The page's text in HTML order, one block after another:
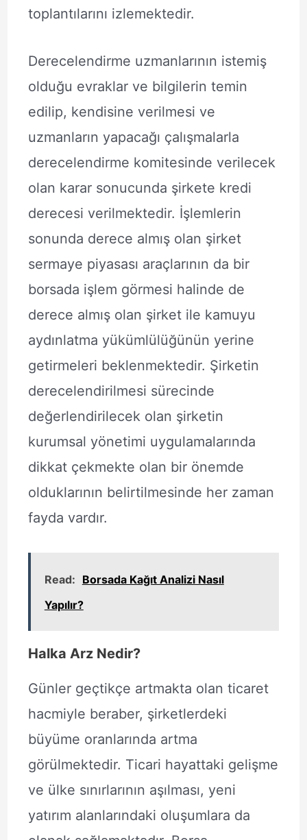
toplantılarını izlemektedir.
Derecelendirme uzmanlarının istemiş
olduğu evraklar ve bilgilerin temin
edilip, kendisine verilmesi ve
uzmanların yapacağı çalışmalarla
derecelendirme komitesinde verilecek
olan karar sonucunda şirkete kredi
derecesi verilmektedir. İşlemlerin
sonunda derece almış olan şirket
sermaye piyasası araçlarının da bir
borsada işlem görmesi halinde de
derece almış olan şirket ile kamuyu
aydınlatma yükümlülüğünün yerine
getirmeleri beklenmektedir. Şirketin
derecelendirilmesi sürecinde
değerlendirilecek olan şirketin
kurumsal yönetimi uygulamalarında
dikkat çekmekte olan bir önemde
olduklarının belirtilmesinde her zaman
fayda vardır.
Read: Borsada Kağıt Analizi Nasıl
Yapılır?
Halka Arz Nedir?
Günler geçtikçe artmakta olan ticaret
hacmiyle beraber, şirketlerdeki
büyüme oranlarında artma
görülmektedir. Ticari hayattaki gelişme
ve ülke sınırlarının aşılması, yeni
yatırım alanlarındaki oluşumlara da